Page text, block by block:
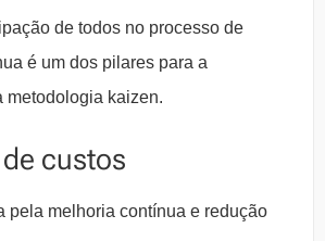
de todos no processo de
é um dos pilares para a
metodologia kaizen.
custos
pela melhoria contínua e redução